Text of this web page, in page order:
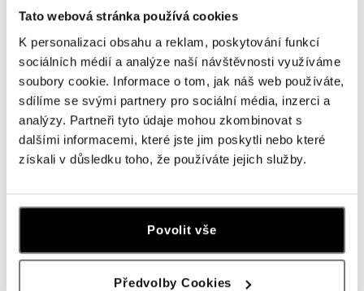
Tato webová stránka používá cookies
K personalizaci obsahu a reklam, poskytování funkcí
sociálních médií a analýze naší návštěvnosti využíváme
soubory cookie. Informace o tom, jak náš web používáte,
sdílíme se svými partnery pro sociální média, inzerci a
analýzy. Partneři tyto údaje mohou zkombinovat s
dalšími informacemi, které jste jim poskytli nebo které
získali v důsledku toho, že používáte jejich služby.
Povolit vše
Předvolby Cookies
ALO
Light
ALO